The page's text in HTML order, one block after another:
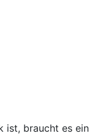
ist, braucht es ein